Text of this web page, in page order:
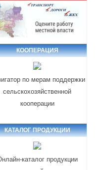
КООПЕРАЦИЯ
по мерам поддержки
сельскохозяйственной
кооперации
КАТАЛОГ ПРОДУКЦИИ
каталог продукции